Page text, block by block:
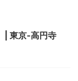
| 東京-高円寺